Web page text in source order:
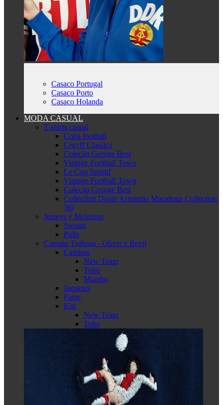
Casaco Portugal
Casaco Porto
Casaco Holanda
MODA CASUAL
T-shirts casual
Copa football
Cruyff Classics
Coleção George Best
Vintage Football Town
Le Coq Sportif
Vintage Football Town
Coleção George Best
Collection Diego Armando Maradona Collection
'86
Jerseys y Moletons
Sweats
Pulls
Captain Tsubasa - Oliver e Benji
Camisas
New Team
Toho
Mambo
Jaquetas
Pants
Kid
New Team
Toho